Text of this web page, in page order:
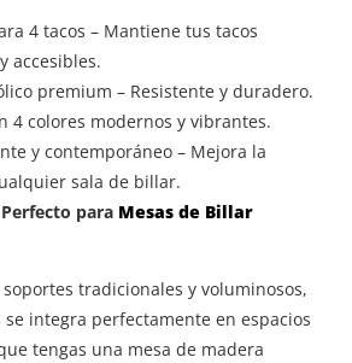
4 tacos – Mantiene tus tacos
accesibles.
premium – Resistente y duradero.
4 colores modernos y vibrantes.
y contemporáneo – Mejora la
sala de billar.
para Mesas de Billar
tradicionales y voluminosos,
se integra perfectamente en espacios
tengas una mesa de madera